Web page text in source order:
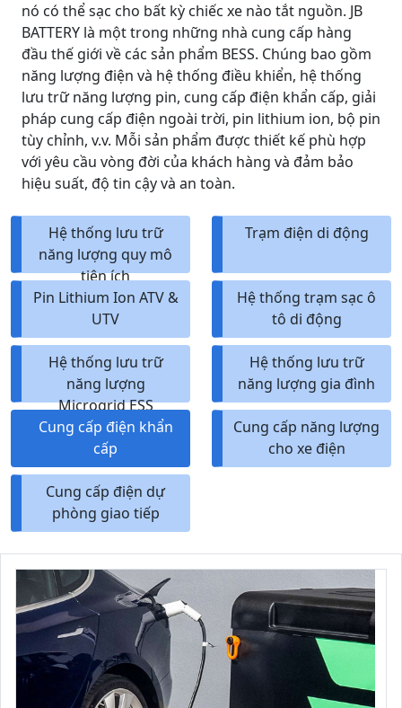
nó có thể sạc cho bất kỳ chiếc xe nào tắt nguồn. JB
BATTERY là một trong những nhà cung cấp hàng
đầu thế giới về các sản phẩm BESS. Chúng bao gồm
năng lượng điện và hệ thống điều khiển, hệ thống
lưu trữ năng lượng pin, cung cấp điện khẩn cấp, giải
pháp cung cấp điện ngoài trời, pin lithium ion, bộ pin
tùy chỉnh, v.v. Mỗi sản phẩm được thiết kế phù hợp
với yêu cầu vòng đời của khách hàng và đảm bảo
hiệu suất, độ tin cậy và an toàn.
Hệ thống lưu trữ
năng lượng quy mô
tiện ích
Trạm điện di động
Pin Lithium Ion ATV &
UTV
Hệ thống trạm sạc ô
tô di động
Hệ thống lưu trữ
năng lượng
Microgrid ESS
Hệ thống lưu trữ
năng lượng gia đình
Cung cấp điện khẩn
cấp
Cung cấp năng lượng
cho xe điện
Cung cấp điện dự
phòng giao tiếp